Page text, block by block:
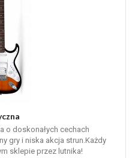
o doskonałych cechach
gry i niska akcja strun.Każdy
sklepie przez lutnika!